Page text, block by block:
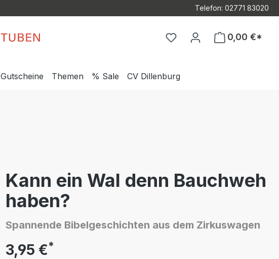
Telefon: 02771 83020
Du hast 0 Produkte auf
0,00 €*
Gutscheine Themen % Sale CV Dillenburg
Kann ein Wal denn Bauchweh
haben?
Spannende Bibelgeschichten aus dem Zirkuswagen
3,95 €*